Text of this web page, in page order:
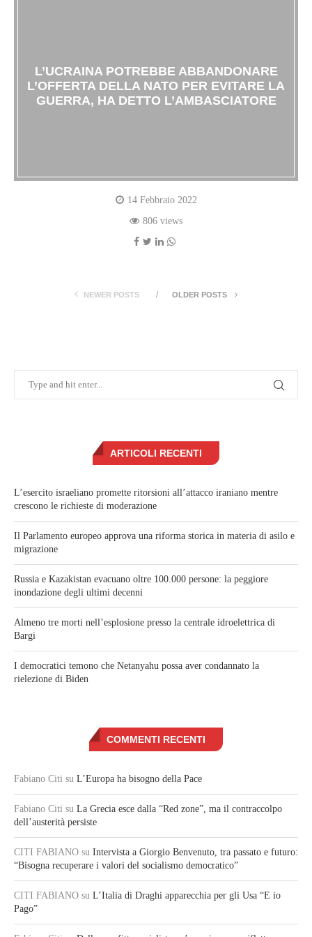
L’UCRAINA POTREBBE ABBANDONARE
L’OFFERTA DELLA NATO PER EVITARE LA
GUERRA, HA DETTO L’AMBASCIATORE
14 Febbraio 2022
806 views
NEWER POSTS OLDER POSTS
ARTICOLI RECENTI
L’esercito israeliano promette ritorsioni all’attacco iraniano mentre
crescono le richieste di moderazione
Il Parlamento europeo approva una riforma storica in materia di asilo e
migrazione
Russia e Kazakistan evacuano oltre 100.000 persone: la peggiore
inondazione degli ultimi decenni
Almeno tre morti nell’esplosione presso la centrale idroelettrica di
Bargi
I democratici temono che Netanyahu possa aver condannato la
rielezione di Biden
COMMENTI RECENTI
Fabiano Citi su L’Europa ha bisogno della Pace
Fabiano Citi su La Grecia esce dalla “Red zone”, ma il contraccolpo
dell’austerità persiste
CITI FABIANO su Intervista a Giorgio Benvenuto, tra passato e futuro:
“Bisogna recuperare i valori del socialismo democratico”
CITI FABIANO su L’Italia di Draghi apparecchia per gli Usa “E io
Pago”